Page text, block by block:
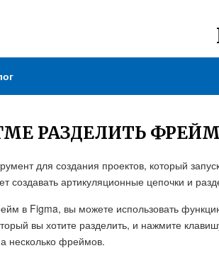
РАЗДЕЛИТЬ ФРЕЙМ
для создания проектов, который
создавать артикуляционные цепочки и
в Figma, вы можете использовать
вы хотите разделить, и нажмите
несколько фреймов.